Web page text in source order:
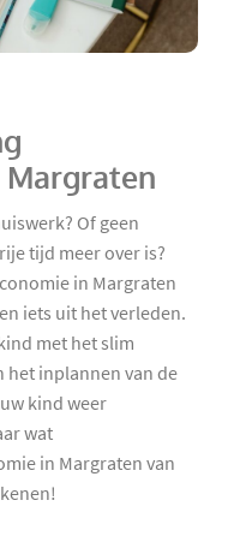
Of geen
tijd meer over is?
in Margraten
iets uit het verleden.
met het slim
het inplannen van de
kind weer
wat
in Margraten van